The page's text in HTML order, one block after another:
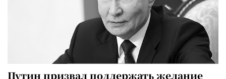
Путин призвал поддержать желание